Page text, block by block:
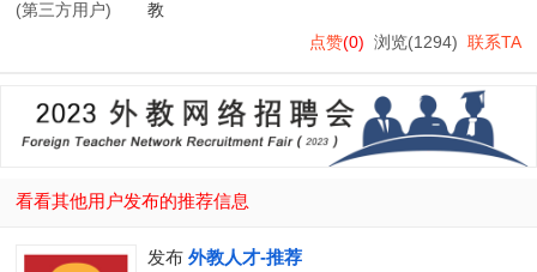
(第三方用户)
教
点赞(0) 浏览(1294) 联系TA
看看其他用户发布的推荐信息
发布 外教人才-推荐